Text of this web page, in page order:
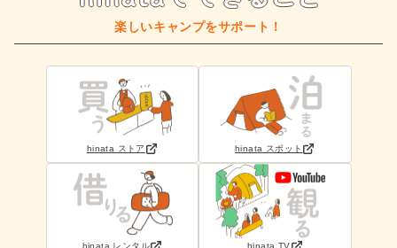
楽しいキャンプをサポート！
hinata ストア hinata スポット
hinata レンタル hinata TV